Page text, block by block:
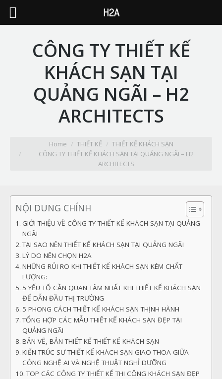
CÔNG TY THIẾT KẾ
KHÁCH SẠN TẠI
QUẢNG NGÃI – H2
ARCHITECTS
Home THIẾT KẾ
THIẾT KẾ KHÁCH SẠN
CÔNG TY THIẾT KẾ KHÁCH SẠN TẠI QUẢNG NGÃI – H2
ARCHITECTS
NỘI DUNG CHÍNH
GIỚI THIỆU VỀ CÔNG TY THIẾT KẾ KHÁCH SẠN TẠI QUẢNG
NGÃI
TẠI SAO NÊN THIẾT KẾ KHÁCH SẠN TẠI QUẢNG NGÃI
LÝ DO NÊN CHỌN H2A
NHỮNG RỦI RO KHI THIẾT KẾ KHÁCH SẠN KÉM CHẤT
LƯỢNG:
5 YẾU TỐ CẦN QUAN TÂM NHẤT KHI THIẾT KẾ KHÁCH SẠN
ĐỂ DẪN ĐẦU THỊ TRƯỜNG
5 PHONG CÁCH THIẾT KẾ KHÁCH SẠN THỊNH HÀNH
TỔNG HỢP CÁC MẪU THIẾT KẾ KHÁCH SẠN ĐẸP TẠI
QUẢNG NGÃI
BẢN VẼ, BẢN THIẾT KẾ THIẾT KẾ KHÁCH SẠN
KIẾN TRÚC SƯ THIẾT KẾ KHÁCH SẠN GIAO THOA GIỮA
CÔNG NGHỆ AI VÀ NGHỆ THUẬT NGHỈ DƯỠNG
TOP CÁC CÔNG TY THIẾT KẾ THI CÔNG KHÁCH SẠN ĐẸP
H2A